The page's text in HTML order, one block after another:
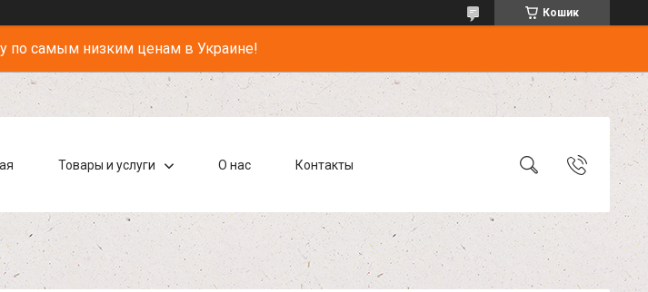
Кошик
по самым низким ценам в Украине!
Товары и услуги О нас Контакты